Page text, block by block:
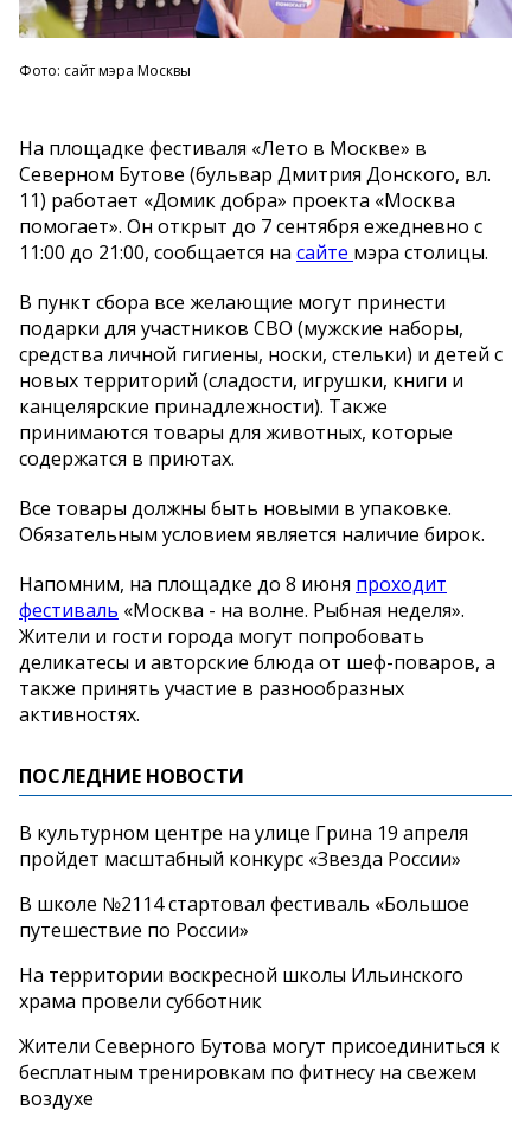
Фото: сайт мэра Москвы
На площадке фестиваля «Лето в Москве» в
Северном Бутове (бульвар Дмитрия Донского, вл.
11) работает «Домик добра» проекта «Москва
помогает». Он открыт до 7 сентября ежедневно с
11:00 до 21:00, сообщается на сайте мэра столицы.
В пункт сбора все желающие могут принести
подарки для участников СВО (мужские наборы,
средства личной гигиены, носки, стельки) и детей с
новых территорий (сладости, игрушки, книги и
канцелярские принадлежности). Также
принимаются товары для животных, которые
содержатся в приютах.
Все товары должны быть новыми в упаковке.
Обязательным условием является наличие бирок.
Напомним, на площадке до 8 июня проходит
фестиваль «Москва - на волне. Рыбная неделя».
Жители и гости города могут попробовать
деликатесы и авторские блюда от шеф-поваров, а
также принять участие в разнообразных
активностях.
ПОСЛЕДНИЕ НОВОСТИ
В культурном центре на улице Грина 19 апреля
пройдет масштабный конкурс «Звезда России»
В школе №2114 стартовал фестиваль «Большое
путешествие по России»
На территории воскресной школы Ильинского
храма провели субботник
Жители Северного Бутова могут присоединиться к
бесплатным тренировкам по фитнесу на свежем
воздухе